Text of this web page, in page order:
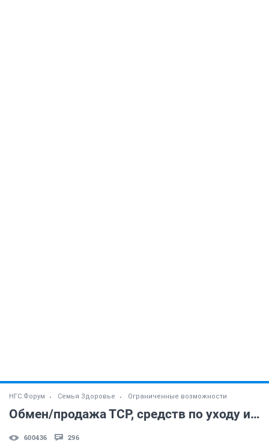
НГС.Форум Семья Здоровье Ограниченные возможности
Обмен/продажа ТСР, средств по уходу и пр.
600436 296